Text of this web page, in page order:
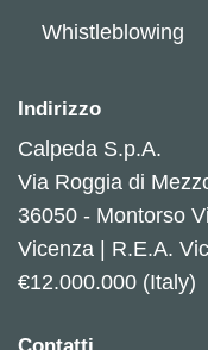
Whistleblowing
Indirizzo
Calpeda S.p.A.
Via Roggia di
36050 - Montorso
Vicenza | R.E.A.
€12.000.000 (Italy)